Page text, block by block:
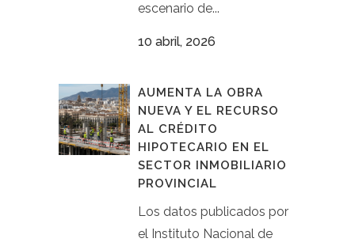
escenario de...
10 abril, 2026
AUMENTA LA OBRA
NUEVA Y EL RECURSO
AL CRÉDITO
HIPOTECARIO EN EL
SECTOR INMOBILIARIO
PROVINCIAL
Los datos publicados por
el Instituto Nacional de